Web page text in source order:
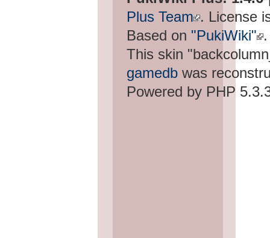
Plus Team . License
Based on "PukiWiki" .
This skin
gamedb was
Powered by PHP